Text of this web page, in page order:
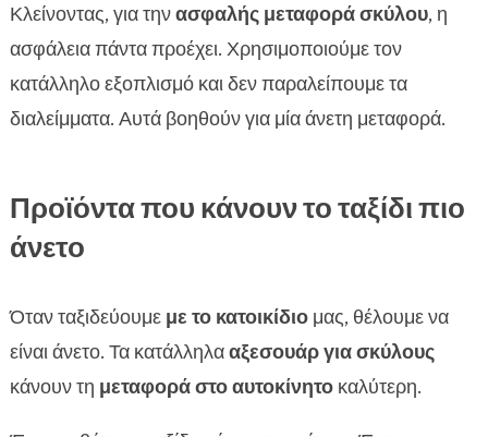
Κλείνοντας, για τηνασφαλής μεταφορά σκύλου, η
ασφάλεια πάντα προέχει. Χρησιμοποιούμε τον
κατάλληλο εξοπλισμό και δεν παραλείπουμε τα
διαλείμματα. Αυτά βοηθούν για μία άνετη μεταφορά.
Προϊόντα που κάνουν το ταξίδι πιο
άνετο
Όταν ταξιδεύουμε με το κατοικίδιομας, θέλουμε να
είναι άνετο. Τα κατάλληλααξεσουάρ για σκύλους
κάνουν τη μεταφορά στο αυτοκίνητοκαλύτερη.